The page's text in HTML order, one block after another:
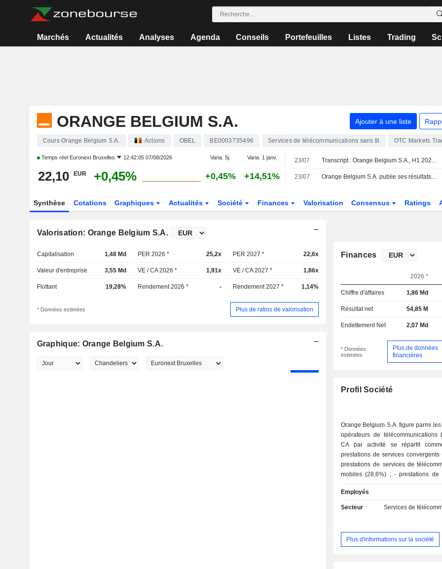
Marchés Actualités Analyses Agenda Conseils Portefeuilles Listes Trading
ORANGE BELGIUM S.A. Ajouter à une liste
Cours Orange Belgium S.A. Actions OBEL BE0003735496 Services de télécommunications sans fil OTC Markets
Temps réel Euronext Bruxelles 12:42:05 07/08/2026 Varia. 5j. Varia. 1 janv.
22,10 EUR +0,45% +0,45% +14,51%
23/07 Transcript : Orange Belgium S.A., H1 2026 Earnings Call, Jul 23, 2026
23/07 Orange Belgium S.A. publie ses résultats pour le premier semestre clos le 30 juin 2026
Synthèse Cotations Graphiques Actualités Société Finances Valorisation Consensus Ratings
Valorisation: Orange Belgium S.A.
Capitalisation 1,48 Md PER 2026 * 25,2x PER 2027 * 22,6x
Valeur d'entreprise 3,55 Md VE / CA 2026 * 1,91x VE / CA 2027 * 1,86x
Flottant 19,28% Rendement 2026 * - Rendement 2027 * 1,14%
* Données estimées Plus de ratios de valorisation
Graphique: Orange Belgium S.A.
Finances
2026 *
Chiffre d'affaires 1,86 Md
Résultat net 54,85 M
Endettement Net 2,07 Md
* Données
estimées
Plus de données
financières
Profil Société
Orange Belgium S.A. figure parmi
opérateurs de télécommunications
CA par activité se répartit
prestations de services convergents
prestations de services de
mobiles (28,6%) ; - prestations de téléphonie
prestations de services à
opérateurs de télécommunications
autres (3,3%) : notamment
géographique du CA (avant
intragroupe) est la suivante :
Employés
Secteur
Services de
Plus d'informations sur la société